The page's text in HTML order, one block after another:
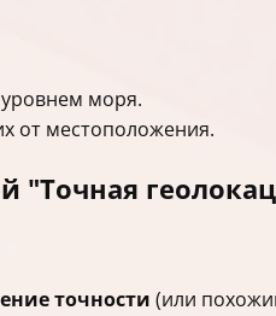
моря.
от местоположения.
"Точная
точности (или